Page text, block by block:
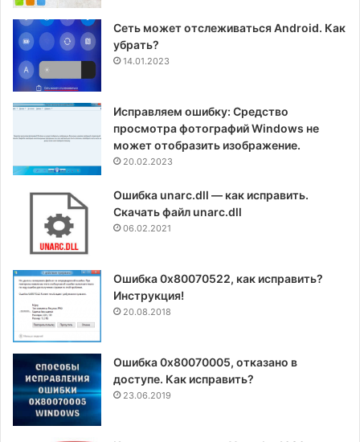
Сеть может отслеживаться Android. Как
убрать?
14.01.2023
Исправляем ошибку: Средство
просмотра фотографий Windows не
может отобразить изображение.
20.02.2023
Ошибка unarc.dll — как исправить.
Скачать файл unarc.dll
06.02.2021
Ошибка 0x80070522, как исправить?
Инструкция!
20.08.2018
Ошибка 0x80070005, отказано в
доступе. Как исправить?
23.06.2019